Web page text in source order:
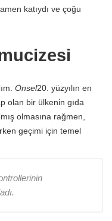
katıydı ve çoğu
Önsel20. yüzyılın en
olan bir ülkenin gıda
olmasına rağmen,
geçimi için temel